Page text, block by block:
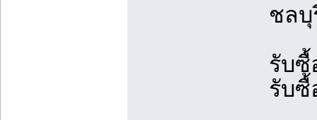
ชลบุ
รับซื้
รับ